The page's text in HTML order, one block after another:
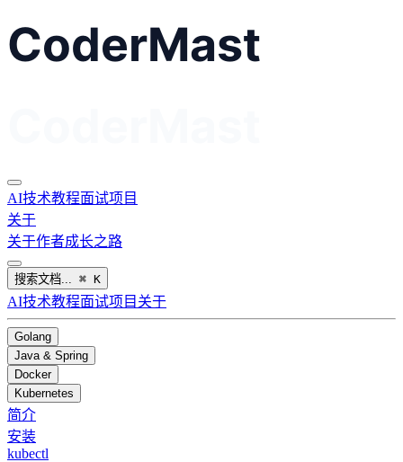
AI技术教程面试项目
关于
关于作者成长之路
搜索文档... ⌘ K
AI技术教程面试项目 关于
Golang
Java & Spring
Docker
Kubernetes
简介
安装
kubectl